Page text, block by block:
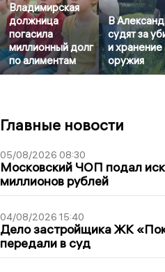
Владимирская
должница
погасила
миллионный долг
по алиментам
В
судят за
и хранение
оружия
Главные новости
05/08/2026 08:30
Московский ЧОП подал
миллионов рублей
04/08/2026 15:40
Дело застройщика ЖК
передали в суд